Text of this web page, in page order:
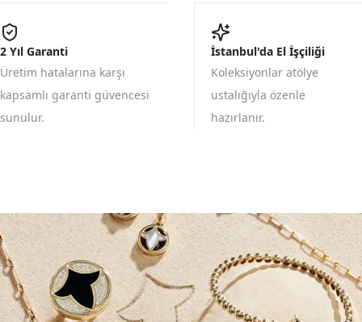
2 Yıl Garanti
Üretim hatalarına karşı
kapsamlı garanti güvencesi
sunulur.
İstanbul'da El İşçiliği
Koleksiyonlar atölye
ustalığıyla özenle
hazırlanır.